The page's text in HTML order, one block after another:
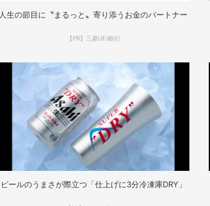
人生の節目に〝まるっと〟寄り添うお金のパートナー
【PR】三菱UFJ銀行
ビールのうまさが際立つ「仕上げに3分冷凍庫DRY」